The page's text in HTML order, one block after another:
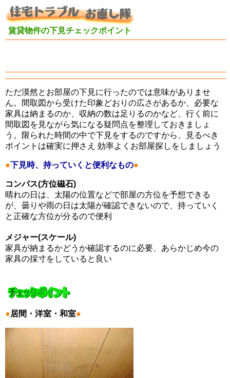
賃貸物件の下見チェックポイント
ただ漠然とお部屋の下見に行ったのでは意味がありませ
ん。間取図から受けた印象どおりの広さがあるか、必要な
家具は納まるのか、収納の数は足りるのかなど、行く前に
間取図を見ながら気になる疑問点を整理しておきましょ
う。限られた時間の中で下見をするのですから、見るべき
ポイントは確実に押さえ 効率よくお部屋探しをしましょう
●下見時、持っていくと便利なもの●
コンパス(方位磁石)
晴れの日は、太陽の位置などで部屋の方位を予想できる
が、曇りや雨の日は太陽が確認できないので、持っていく
と正確な方位が分るので便利
メジャー(スケール)
家具が納まるかどうか確認するのに必要、あらかじめ今の
家具の採寸をしていると良い
●居間・洋室・和室●